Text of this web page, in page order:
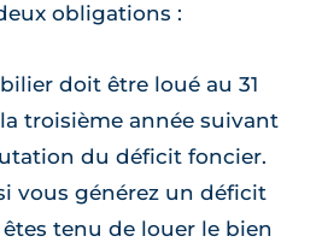
obligations :
doit être loué au 31
troisième année suivant
du déficit foncier.
vous générez un déficit
êtes tenu de louer le bien